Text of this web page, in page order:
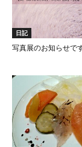
日記
写真展のお知らせで